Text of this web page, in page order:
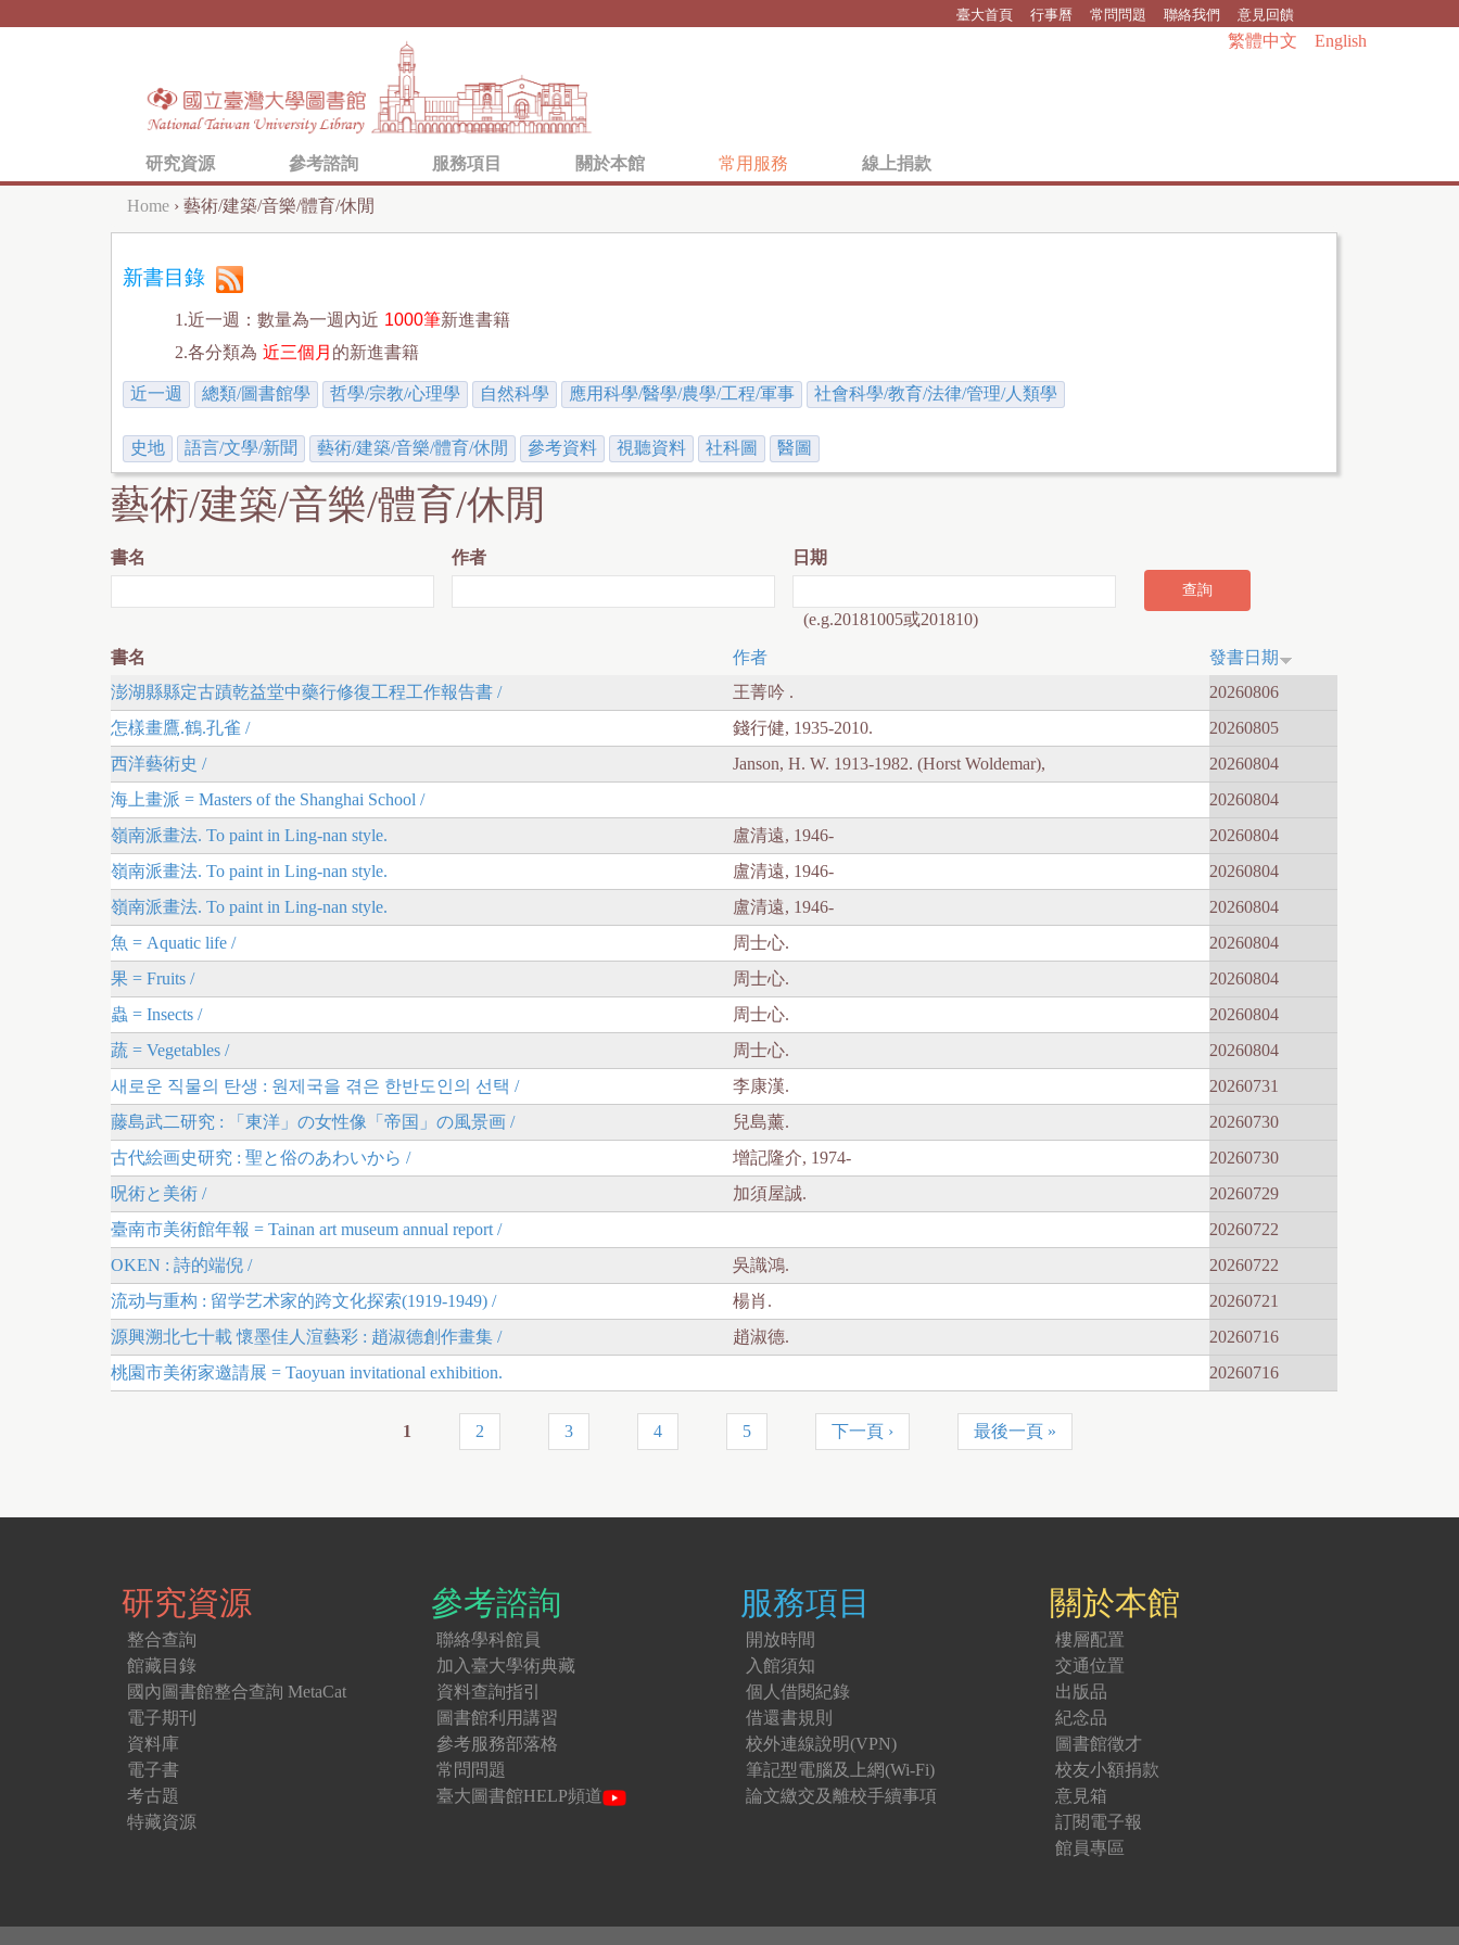
臺大首頁 行事曆 常問問題 聯絡我們 意見回饋
繁體中文 English
研究資源 參考諮詢 服務項目 關於本館 常用服務 線上捐款
Y
o
r
e
h
e
r
e
Home › 藝術/建築/音樂/體育/休閒
新書目錄
1.近一週：數量為一週內近 1000筆新進書籍
2.各分類為 近三個月 的新進書籍
近一週 總類/圖書館學 哲學/宗教/心理學 自然科學 應用科學/醫學/農學/工程/軍事 社會科學/教育/法律/管理/人類學
史地 語言/文學/新聞 藝術/建築/音樂/體育/休閒 參考資料 視聽資料 社科圖 醫圖
藝術/建築/音樂/體育/休閒
書名 作者 日期
(e.g.20181005或201810)
書名 作者
發書日期
澎湖縣縣定古蹟乾益堂中藥行修復工程工作報告書 /
王菁吟 .
20260806
怎樣畫鷹.鶴.孔雀 /
錢行健, 1935-2010.
20260805
西洋藝術史 /
Janson, H. W. 1913-1982. (Horst Woldemar),
20260804
海上畫派 = Masters of the Shanghai School /
20260804
嶺南派畫法. To paint in Ling-nan style.
盧清遠, 1946-
20260804
嶺南派畫法. To paint in Ling-nan style.
盧清遠, 1946-
20260804
嶺南派畫法. To paint in Ling-nan style.
盧清遠, 1946-
20260804
魚 = Aquatic life /
周士心.
20260804
果 = Fruits /
周士心.
20260804
蟲 = Insects /
周士心.
20260804
蔬 = Vegetables /
周士心.
20260804
새로운 직물의 탄생 : 원제국을 겪은 한반도인의 선택 /
李康漢.
20260731
藤島武二研究 : 「東洋」の女性像「帝国」の風景画 /
兒島薰.
20260730
古代絵画史研究 : 聖と俗のあわいから /
增記隆介, 1974-
20260730
呪術と美術 /
加須屋誠.
20260729
臺南市美術館年報 = Tainan art museum annual report /
20260722
OKEN : 詩的端倪 /
吳識鴻.
20260722
流动与重构 : 留学艺术家的跨文化探索(1919-1949) /
楊肖.
20260721
源興溯北七十載 懷墨佳人渲藝彩 : 趙淑德創作畫集 /
趙淑德.
20260716
桃園市美術家邀請展 = Taoyuan invitational exhibition.
20260716
g
s
1 2 3 4 5 下一頁 › 最後一頁 »
研究資源
整合查詢
館藏目錄
國內圖書館整合查詢 MetaCat
電子期刊
資料庫
電子書
考古題
特藏資源
參考諮詢
聯絡學科館員
加入臺大學術典藏
資料查詢指引
圖書館利用講習
參考服務部落格
常問問題
臺大圖書館HELP頻道
服務項目
開放時間
入館須知
個人借閱紀錄
借還書規則
校外連線說明(VPN)
筆記型電腦及上網(Wi-Fi)
論文繳交及離校手續事項
關於本館
樓層配置
交通位置
出版品
紀念品
圖書館徵才
校友小額捐款
意見箱
訂閱電子報
館員專區